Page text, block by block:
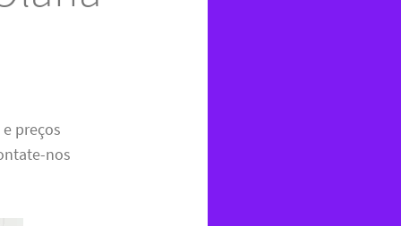
preços
nos